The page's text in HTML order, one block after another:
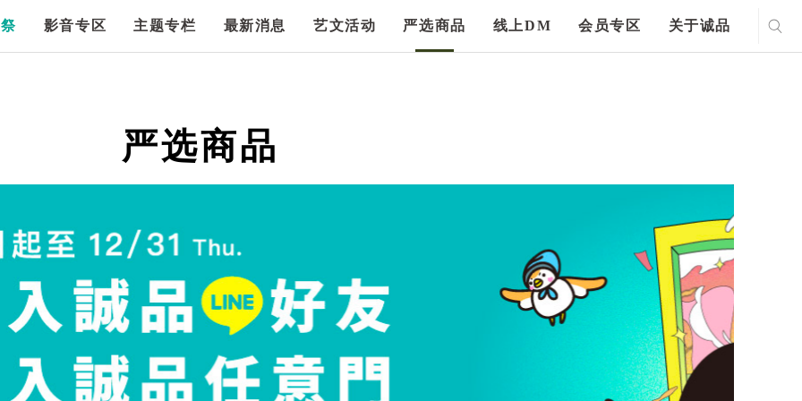
影音专区 主题专栏 最新消息 艺文活动 严选商品 线上DM 会员专区 关于诚品
严选商品